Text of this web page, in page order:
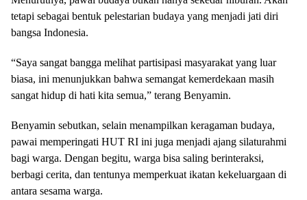
tetapi sebagai bentuk pelestarian budaya yang menjadi jati diri
bangsa Indonesia.
“Saya sangat bangga melihat partisipasi masyarakat yang luar
biasa, ini menunjukkan bahwa semangat kemerdekaan masih
sangat hidup di hati kita semua,” terang Benyamin.
Benyamin sebutkan, selain menampilkan keragaman budaya,
pawai memperingati HUT RI ini juga menjadi ajang silaturahmi
bagi warga. Dengan begitu, warga bisa saling berinteraksi,
berbagi cerita, dan tentunya memperkuat ikatan kekeluargaan di
antara sesama warga.